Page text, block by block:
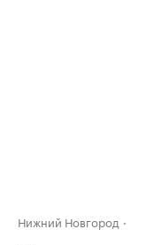
Нижний Новгород